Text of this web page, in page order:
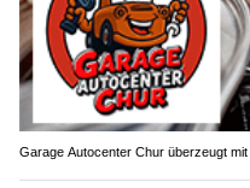
Garage Autocenter Chur überzeugt